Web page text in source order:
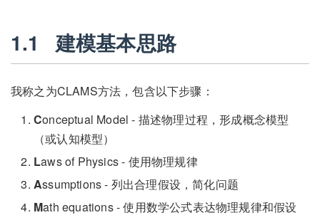
1.1 建模基本思路
我称之为CLAMS方法，包含以下步骤：
Conceptual Model - 描述物理过程，形成概念模型
（或认知模型）
Laws of Physics - 使用物理规律
Assumptions - 列出合理假设，简化问题
Math equations - 使用数学公式表达物理规律和假设